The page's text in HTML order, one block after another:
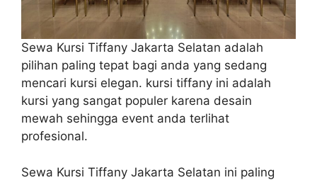
Sewa Kursi Tiffany Jakarta Selatan adalah
pilihan paling tepat bagi anda yang sedang
mencari kursi elegan. kursi tiffany ini adalah
kursi yang sangat populer karena desain
mewah sehingga event anda terlihat
profesional.
Sewa Kursi Tiffany Jakarta Selatan ini paling